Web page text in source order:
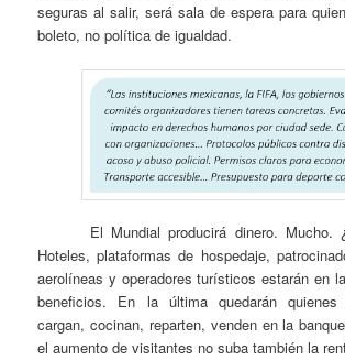
seguras al salir, será sala de espera para
boleto, no política de igualdad.
El Mundial producirá dinero. Mucho.
Hoteles, plataformas de hospedaje,
aerolíneas y operadores turísticos estarán en
beneficios. En la última quedarán quienes
cargan, cocinan, reparten, venden en la
el aumento de visitantes no suba también la